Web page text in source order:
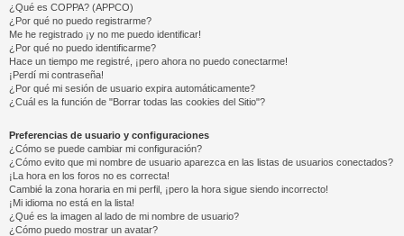
¿Qué es COPPA? (APPCO)
¿Por qué no puedo registrarme?
Me he registrado ¡y no me puedo identificar!
¿Por qué no puedo identificarme?
Hace un tiempo me registré, ¡pero ahora no puedo conectarme!
¡Perdí mi contraseña!
¿Por qué mi sesión de usuario expira automáticamente?
¿Cuál es la función de "Borrar todas las cookies del Sitio"?
Preferencias de usuario y configuraciones
¿Cómo se puede cambiar mi configuración?
¿Cómo evito que mi nombre de usuario aparezca en las listas de usuarios conectados?
¡La hora en los foros no es correcta!
Cambié la zona horaria en mi perfil, ¡pero la hora sigue siendo incorrecto!
¡Mi idioma no está en la lista!
¿Qué es la imagen al lado de mi nombre de usuario?
¿Cómo puedo mostrar un avatar?